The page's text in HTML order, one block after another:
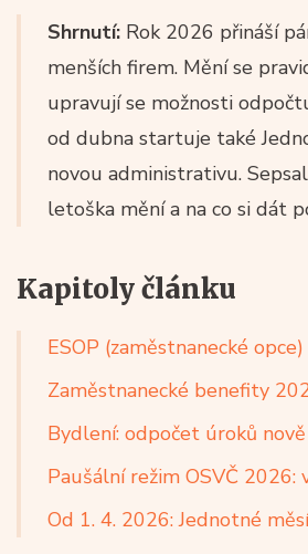
Shrnutí: Rok 2026 přináší
menších firem. Mění se
upravují se možnosti
od dubna startuje také
novou administrativu.
letoška mění a na co si dát
Kapitoly článku
ESOP (zaměstnanecké
Zaměstnanecké benefity
Bydlení: odpočet úroků
Paušální režim OSVČ
Od 1. 4. 2026: Jednotné